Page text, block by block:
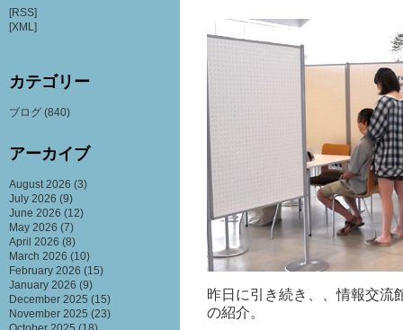
昨日に引き続き、、情報交流
の紹介。
[RSS]
[XML]
カテゴリー
ブログ (840)
アーカイブ
August 2026 (3)
July 2026 (9)
June 2026 (12)
May 2026 (7)
April 2026 (8)
March 2026 (10)
February 2026 (15)
January 2026 (9)
December 2025 (15)
November 2025 (23)